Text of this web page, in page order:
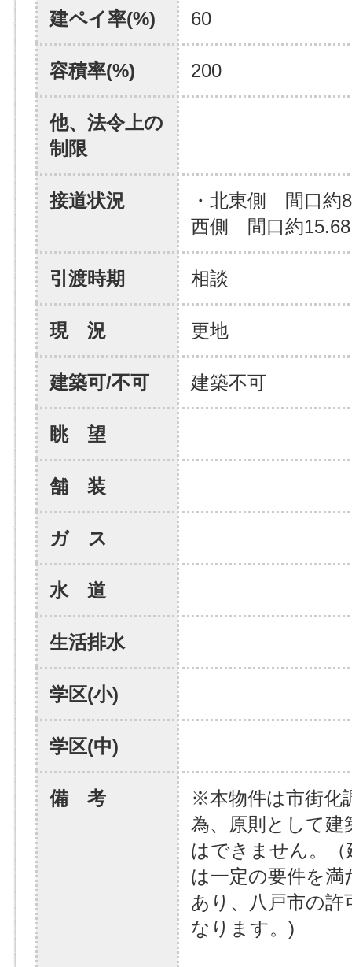
建ペイ率(%) 60
容積率(%) 200
他、法令上の
制限
接道状況
・北東側 間口
西側 間口約
引渡時期 相談
現 況 更地
建築可/不可 建築不可
眺 望
舗 装
ガ ス
水 道
生活排水
学区(小)
学区(中)
備 考
※本物件は市街化
為、原則として建
はできません。（
は一定の要件を満
あり、八戸市の許
なります。)